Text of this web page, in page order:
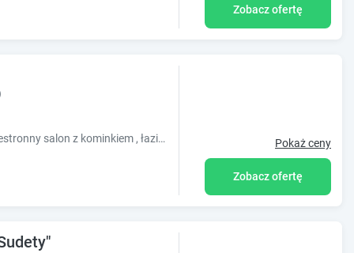
Zobacz ofertę
80 metrowy apartament, 2 sypialnie ,przestronny salon z kominkiem , łazienka z wanną I prysznicem, w pełni wyposażona kuchnia Pokaż ceny
Zobacz ofertę